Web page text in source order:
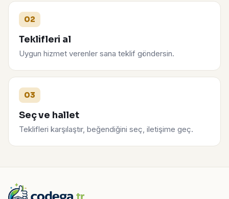
02
Teklifleri al
Uygun hizmet verenler sana teklif göndersin.
03
Seç ve hallet
Teklifleri karşılaştır, beğendiğini seç, iletişime geç.